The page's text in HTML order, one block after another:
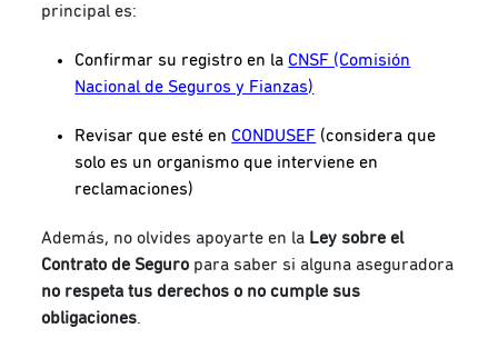
principal es:
Confirmar su registro en la CNSF (Comisión
Nacional de Seguros y Fianzas)
Revisar que esté en CONDUSEF (considera que
solo es un organismo que interviene en
reclamaciones)
Además, no olvides apoyarte en la Ley sobre el
Contrato de Seguro para saber si alguna aseguradora
no respeta tus derechos o no cumple sus
obligaciones.